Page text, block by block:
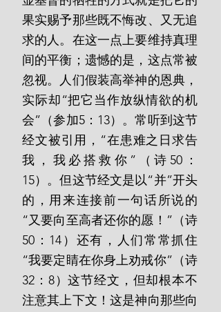
果实赐予那些既不悔改、又无追
求的人。在这一点上要维持真理
间的平衡；遗憾的是，这点常被
忽视。人们假装高举神的恩典，
实际却“把它当作放纵情欲的机
会”（参加5：13）。常听到这节
经文被引用，“在患难之日求告
我，我必搭救你”（诗50：
15）。但这节经文是以“并”开头
的，用来连接前一句话所说的
“又要向至高者还你的愿！”（诗
50：14）还有，人们常常抓住
“我要定睛在你身上劝戒你”（诗
32：8）这节经文，但却根本不
注意其上下文！这是神向那些向